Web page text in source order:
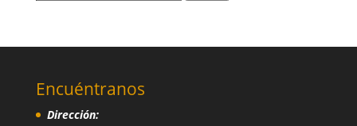
Encuéntranos
Dirección: